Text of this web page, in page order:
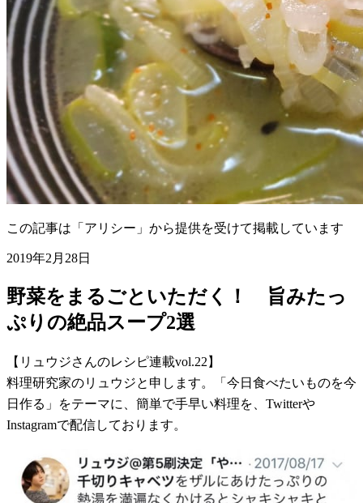
この記事は「アリシー」から提供を受けて掲載しています
2019年2月28日
野菜をまるごといただく！ 旨みたっ
ぷりの絶品スープ2選
【リュウジさんのレシピ連載vol.22】
料理研究家のリュウジと申します。「今日食べたいものを今
日作る」をテーマに、簡単で手早い料理を、Twitterや
Instagramで配信しております。